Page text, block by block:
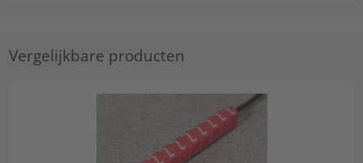
Vergelijkbare producten